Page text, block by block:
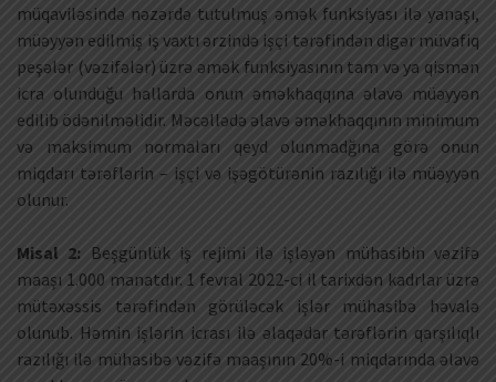
müqaviləsində nəzərdə tutulmuş əmək funksiyası ilə yanaşı,
müəyyən edilmiş iş vaxtı ərzində işçi tərəfindən digər müvafiq
peşələr (vəzifələr) üzrə əmək funksiyasının tam və ya qismən
icra olunduğu hallarda onun əməkhaqqına əlavə müəyyən
edilib ödənilməlidir. Məcəllədə əlavə əməkhaqqının minimum
və maksimum normaları qeyd olunmadğına görə onun
miqdarı tərəflərin – işçi və işəgötürənin razılığı ilə müəyyən
olunur.
Misal 2: Beşgünlük iş rejimi ilə işləyən mühasibin vəzifə
maaşı 1.000 manatdır. 1 fevral 2022-ci il tarixdən kadrlar üzrə
mütəxəssis tərəfindən görüləcək işlər mühasibə həvalə
olunub. Həmin işlərin icrası ilə əlaqədar tərəflərin qarşılıqlı
razılığı ilə mühasibə vəzifə maaşının 20%-i miqdarında əlavə